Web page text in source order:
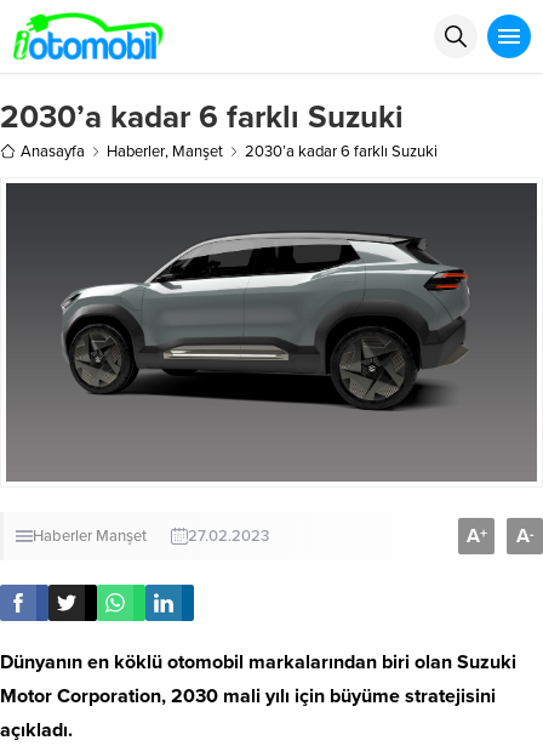
2030’a kadar 6 farklı Suzuki
Anasayfa Haberler, Manşet 2030’a kadar 6 farklı Suzuki
Haberler Manşet 27.02.2023 A+ A-
Dünyanın en köklü otomobil markalarından biri olan Suzuki
Motor Corporation, 2030 mali yılı için büyüme stratejisini
açıkladı.